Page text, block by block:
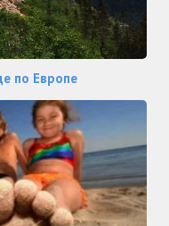
по Европе